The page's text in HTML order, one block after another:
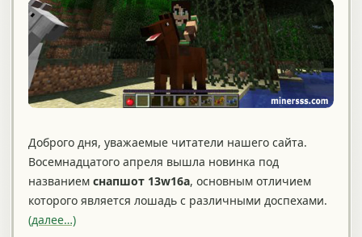
Доброго дня, уважаемые читатели нашего сайта.
Восемнадцатого апреля вышла новинка под
названием снапшот 13w16a, основным отличием
которого является лошадь с различными доспехами.
(далее…)